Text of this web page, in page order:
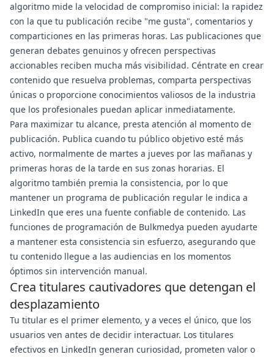
algoritmo mide la velocidad de compromiso inicial: la rapidez
con la que tu publicación recibe "me gusta", comentarios y
comparticiones en las primeras horas. Las publicaciones que
generan debates genuinos y ofrecen perspectivas
accionables reciben mucha más visibilidad. Céntrate en crear
contenido que resuelva problemas, comparta perspectivas
únicas o proporcione conocimientos valiosos de la industria
que los profesionales puedan aplicar inmediatamente.
Para maximizar tu alcance, presta atención al momento de
publicación. Publica cuando tu público objetivo esté más
activo, normalmente de martes a jueves por las mañanas y
primeras horas de la tarde en sus zonas horarias. El
algoritmo también premia la consistencia, por lo que
mantener un programa de publicación regular le indica a
LinkedIn que eres una fuente confiable de contenido. Las
funciones de programación de Bulkmedya pueden ayudarte
a mantener esta consistencia sin esfuerzo, asegurando que
tu contenido llegue a las audiencias en los momentos
óptimos sin intervención manual.
Crea titulares cautivadores que detengan el
desplazamiento
Tu titular es el primer elemento, y a veces el único, que los
usuarios ven antes de decidir interactuar. Los titulares
efectivos en LinkedIn generan curiosidad, prometen valor o